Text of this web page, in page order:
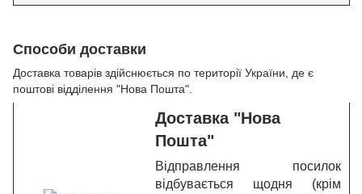
Способи доставки
Доставка товарів здійснюється по території України, де є
поштові відділення "Нова Пошта".
Доставка "Нова
Пошта"
Відправлення посилок
відбувається щодня (крім